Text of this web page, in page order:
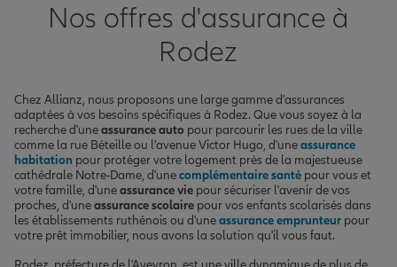
Nos offres d'assurance à
Rodez
Chez Allianz, nous proposons une large gamme d'assurances
adaptées à vos besoins spécifiques à Rodez. Que vous soyez à la
recherche d'uneassurance auto pour parcourir les rues de la ville
comme la rue Béteille ou l'avenue Victor Hugo, d'uneassurance
habitation pour protéger votre logement près de la majestueuse
cathédrale Notre-Dame, d'unecomplémentaire santé pour vous et
votre famille, d'uneassurance vie pour sécuriser l'avenir de vos
proches, d'uneassurance scolaire pour vos enfants scolarisés dans
les établissements ruthénois ou d'uneassurance emprunteur pour
votre prêt immobilier, nous avons la solution qu'il vous faut.